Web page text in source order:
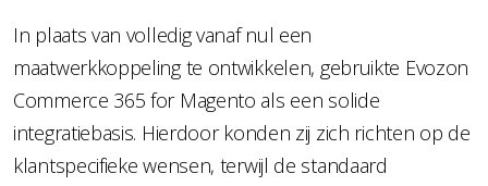
In plaats van volledig vanaf nul een
maatwerkkoppeling te ontwikkelen, gebruikte Evozon
Commerce 365 for Magento als een solide
integratiebasis. Hierdoor konden zij zich richten op de
klantspecifieke wensen, terwijl de standaard